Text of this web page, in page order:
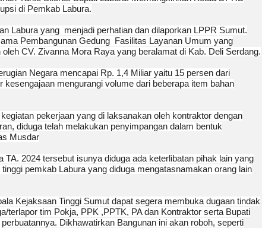
di Pemkab Labura.
Labura yang menjadi perhatian dan dilaporkan LPPR Sumut.
Pembangunan Gedung Fasilitas Layanan Umum yang
CV. Zivanna Mora Raya yang beralamat di Kab. Deli Serdang.
Negara mencapai Rp. 1,4 Miliar yaitu 15 persen dari
mengurangi volume dari beberapa item bahan
pekerjaan yang di laksanakan oleh kontraktor dengan
diduga telah melakukan penyimpangan dalam bentuk
Musdar
2024 tersebut isunya diduga ada keterlibatan pihak lain yang
pemkab Labura yang diduga mengatasnamakan orang lain
Kejaksaan Tinggi Sumut dapat segera membuka dugaan tindak
terlapor tim Pokja, PPK ,PPTK, PA dan Kontraktor serta Bupati
Dikhawatirkan Bangunan ini akan roboh, seperti